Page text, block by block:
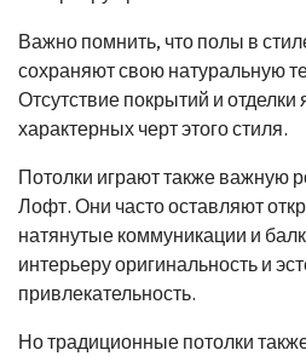
Важно помнить, что полы в
сохраняют свою натуральную
Отсутствие покрытий и отделки
характерных черт этого стиля.
Потолки играют также важную
Лофт. Они часто оставляют
натянутые коммуникации и
интерьеру оригинальность и
привлекательность.
Но традиционные потолки